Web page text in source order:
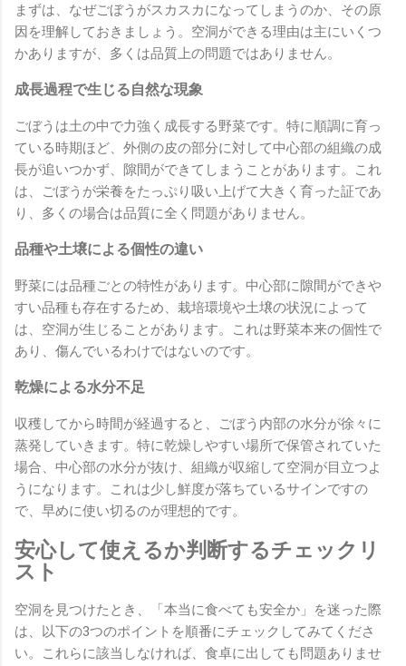
まずは、なぜごぼうがスカスカになってしまうのか、その原
因を理解しておきましょう。空洞ができる理由は主にいくつ
かありますが、多くは品質上の問題ではありません。
成長過程で生じる自然な現象
ごぼうは土の中で力強く成長する野菜です。特に順調に育っ
ている時期ほど、外側の皮の部分に対して中心部の組織の成
長が追いつかず、隙間ができてしまうことがあります。これ
は、ごぼうが栄養をたっぷり吸い上げて大きく育った証であ
り、多くの場合は品質に全く問題がありません。
品種や土壌による個性の違い
野菜には品種ごとの特性があります。中心部に隙間ができや
すい品種も存在するため、栽培環境や土壌の状況によって
は、空洞が生じることがあります。これは野菜本来の個性で
あり、傷んでいるわけではないのです。
乾燥による水分不足
収穫してから時間が経過すると、ごぼう内部の水分が徐々に
蒸発していきます。特に乾燥しやすい場所で保管されていた
場合、中心部の水分が抜け、組織が収縮して空洞が目立つよ
うになります。これは少し鮮度が落ちているサインですの
で、早めに使い切るのが理想的です。
安心して使えるか判断するチェックリ
スト
空洞を見つけたとき、「本当に食べても安全か」を迷った際
は、以下の3つのポイントを順番にチェックしてみてくださ
い。これらに該当しなければ、食卓に出しても問題ありませ